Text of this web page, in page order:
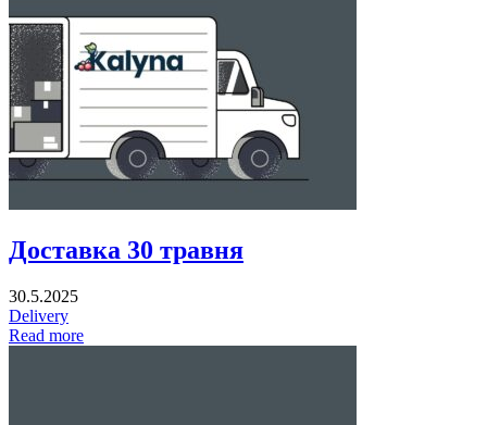
Доставка 30 травня
30.5.2025
Delivery
Read more